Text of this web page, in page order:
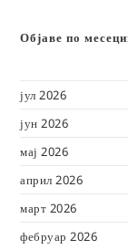
Објаве по
јул 2026
јун 2026
мај 2026
април 2026
март 2026
фебруар 2026